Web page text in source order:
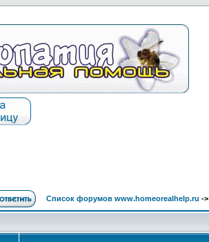
Список форумов www.homeorealhelp.ru -